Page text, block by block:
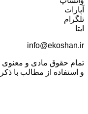
آپارات
تلگرام
ایتا
info@ekoshan.ir
تمام حقوق مادی و
و استفاده از مطالب با